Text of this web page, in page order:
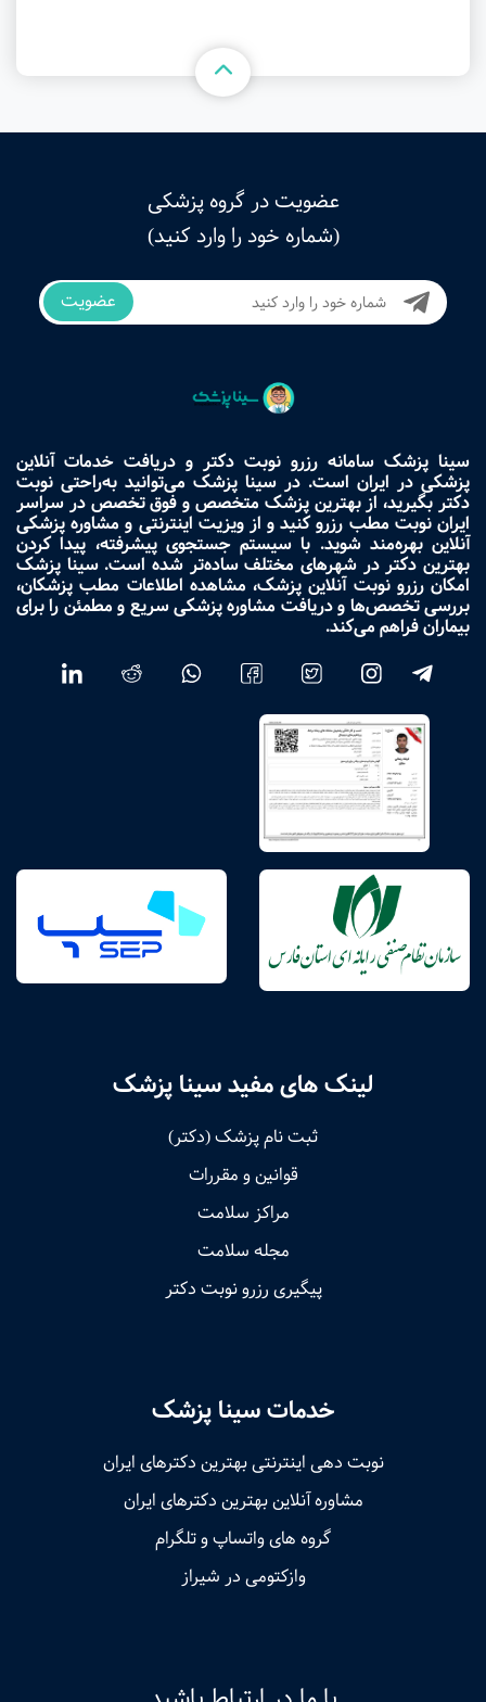
عضویت در گروه پزشکی
(شماره خود را وارد کنید)
عضویت
سینا پزشک سامانه رزرو نوبت دکتر و دریافت خدمات آنلاین
پزشکی در ایران است. در سینا پزشک می‌توانید به‌راحتی نوبت
دکتر بگیرید، از بهترین پزشک متخصص و فوق تخصص در سراسر
ایران نوبت مطب رزرو کنید و از ویزیت اینترنتی و مشاوره پزشکی
آنلاین بهره‌مند شوید. با سیستم جستجوی پیشرفته، پیدا کردن
بهترین دکتر در شهرهای مختلف ساده‌تر شده است. سینا پزشک
امکان رزرو نوبت آنلاین پزشک، مشاهده اطلاعات مطب پزشکان،
بررسی تخصص‌ها و دریافت مشاوره پزشکی سریع و مطمئن را برای
بیماران فراهم می‌کند.
لینک های مفید سینا پزشک
ثبت نام پزشک (دکتر)
قوانین و مقررات
مراکز سلامت
مجله سلامت
پیگیری رزرو نوبت دکتر
خدمات سینا پزشک
نوبت‌ دهی اینترنتی بهترین دکترهای ایران
مشاوره آنلاین بهترین دکترهای ایران
گروه های واتساپ و تلگرام
وازکتومی در شیراز